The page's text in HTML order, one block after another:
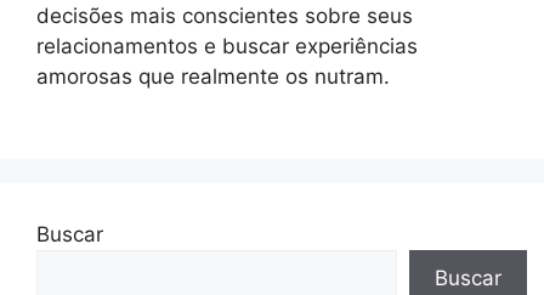
decisões mais conscientes sobre seus
relacionamentos e buscar experiências
amorosas que realmente os nutram.
Buscar
Buscar